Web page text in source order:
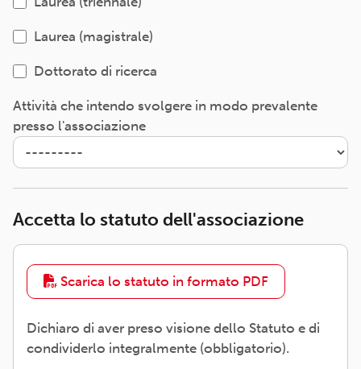
Laurea (magistrale)
Dottorato di ricerca
Attività che intendo svolgere in modo prevalente
presso l'associazione
Accetta lo statuto dell'associazione
Scarica lo statuto in formato PDF
Dichiaro di aver preso visione dello Statuto e di
condividerlo integralmente (obbligatorio).